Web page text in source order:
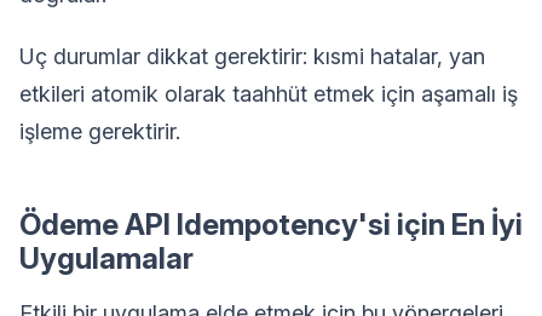
Uç durumlar dikkat gerektirir: kısmi hatalar, yan
etkileri atomik olarak taahhüt etmek için aşamalı iş
işleme gerektirir.
Ödeme API Idempotency'si için En İyi
Uygulamalar